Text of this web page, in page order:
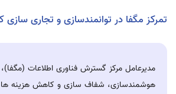
تمرکز مگفا در توانمندسازی و تجاری سازی
مدیرعامل مرکز گسترش فناوری اطلاعات (مگفا)،
هوشمندسازی، شفاف سازی و کاهش هزینه ها